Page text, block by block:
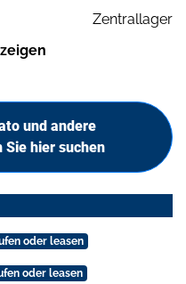
Zentrallager
und andere
Sie hier suchen
oder leasen
oder leasen